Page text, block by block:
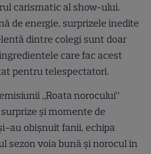
carismatic al show-ului.
de energie, surprizele inedite
dintre colegi sunt doar
care fac acest
pentru telespectatori.
„Roata norocului”
și momente de
au obișnuit fanii, echipa
sezon voia bună și norocul în